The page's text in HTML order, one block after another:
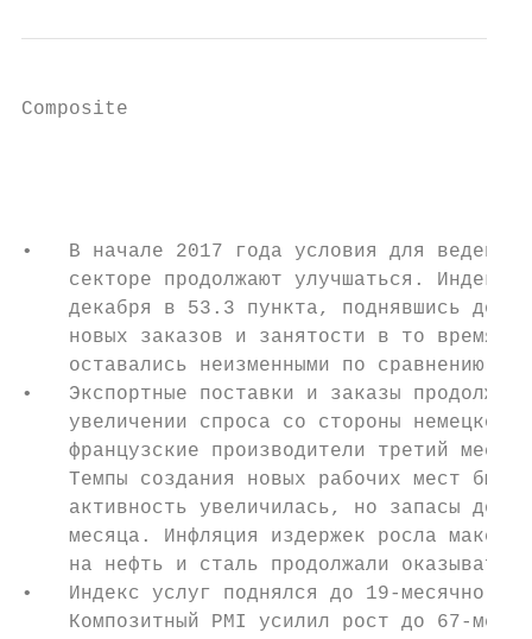
Composite
•   В начале 2017 года условия для ведения
секторе продолжают улучшаться. Индекс
декабря в 53.3 пункта, поднявшись до
новых заказов и занятости в то время
оставались неизменными по сравнению с
•   Экспортные поставки и заказы
увеличении спроса со стороны немецкой
французские производители третий
Темпы создания новых рабочих мест
активность увеличилась, но запасы до
месяца. Инфляция издержек росла
на нефть и сталь продолжали оказывать
•   Индекс услуг поднялся до 19-
Композитный PMI усилил рост до 67-